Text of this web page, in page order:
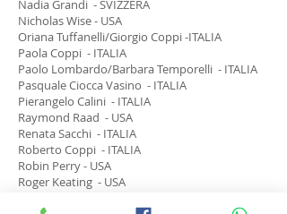
Nadia Grandi - SVIZZERA
Nicholas Wise - USA
Oriana Tuffanelli/Giorgio Coppi -ITALIA
Paola Coppi - ITALIA
Paolo Lombardo/Barbara Temporelli - ITALIA
Pasquale Ciocca Vasino - ITALIA
Pierangelo Calini - ITALIA
Raymond Raad - USA
Renata Sacchi - ITALIA
Roberto Coppi - ITALIA
Robin Perry - USA
Roger Keating - USA